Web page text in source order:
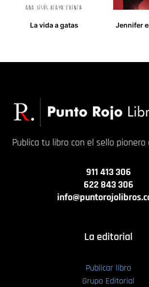
La vida a gatas
Publica tu libro con el sello
911 413 306
622 843 306
La editorial
Publicar libro
Grupo Editorial